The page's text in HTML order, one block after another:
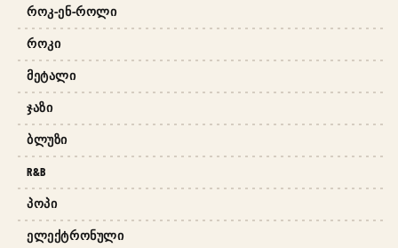
ᲠᲝᲙ-ᲔᲜ-ᲠᲝᲚᲘ
ᲠᲝᲙᲘ
ᲛᲔᲢᲐᲚᲘ
ᲯᲐᲖᲘ
ᲑᲚᲣᲖᲘ
R&B
ᲞᲝᲞᲘ
ᲔᲚᲔᲥᲢᲠᲝᲜᲣᲚᲘ